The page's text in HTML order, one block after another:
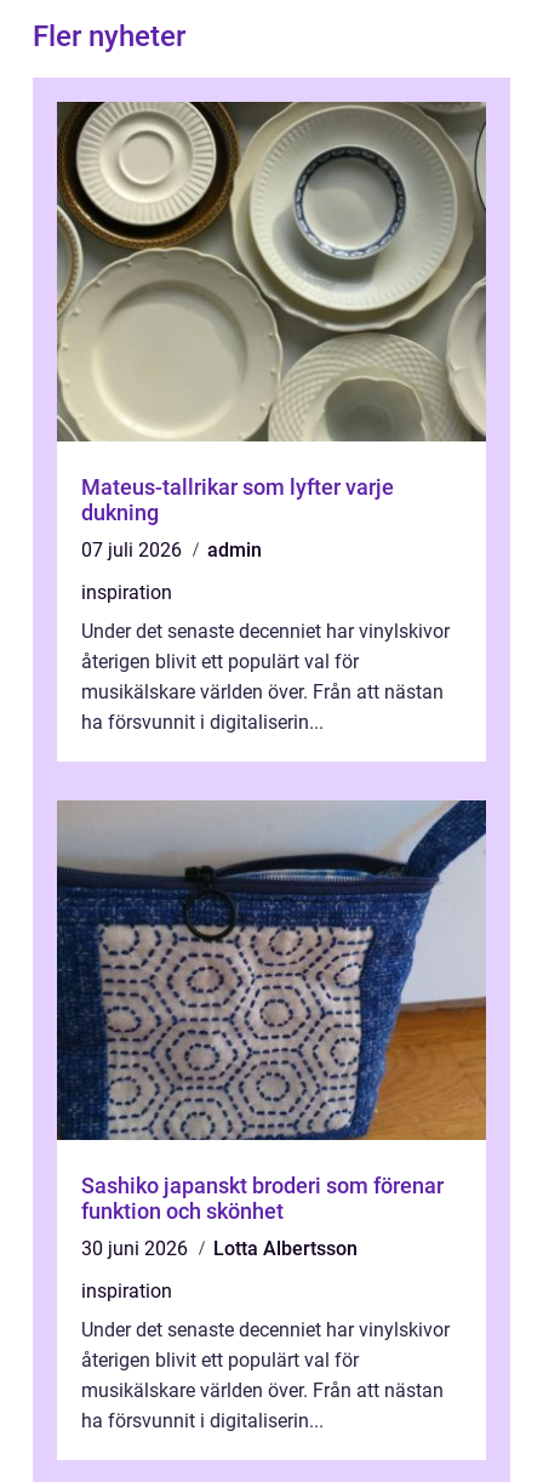
Fler nyheter
Mateus-tallrikar som lyfter varje
dukning
07 juli 2026
admin
inspiration
Under det senaste decenniet har vinylskivor
återigen blivit ett populärt val för
musikälskare världen över. Från att nästan
ha försvunnit i digitaliserin...
Sashiko japanskt broderi som förenar
funktion och skönhet
30 juni 2026
Lotta Albertsson
inspiration
Under det senaste decenniet har vinylskivor
återigen blivit ett populärt val för
musikälskare världen över. Från att nästan
ha försvunnit i digitaliserin...